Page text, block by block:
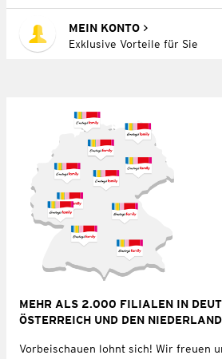
MEIN KONTO
Exklusive Vorteile für Sie
MEHR ALS 2.000 FILIALEN IN
ÖSTERREICH UND DEN
Vorbeischauen lohnt sich! Wir freuen